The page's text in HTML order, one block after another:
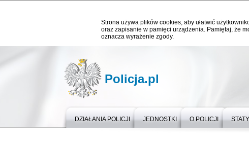
Strona używa plików cookies, aby ułatwić
oraz zapisanie w pamięci urządzenia. Pamiętaj, że
oznacza wyrażenie zgody.
Policja.pl
DZIAŁANIA POLICJI JEDNOSTKI O POLICJI